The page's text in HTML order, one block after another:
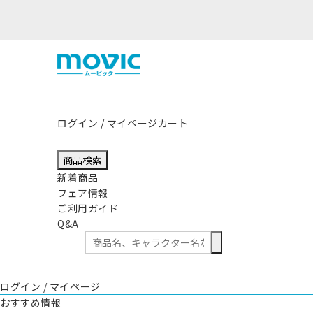
ログイン / マイページカート
商品検索
新着商品
フェア情報
ご利用ガイド
Q&A
ログイン / マイページ
おすすめ情報